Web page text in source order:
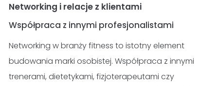
Networking i relacje z klientami
Współpraca z innymi profesjonalistami
Networking w branży fitness to istotny element
budowania marki osobistej. Współpraca z innymi
trenerami, dietetykami, fizjoterapeutami czy